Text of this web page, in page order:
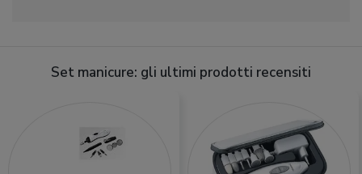
Set manicure: gli ultimi prodotti recensiti